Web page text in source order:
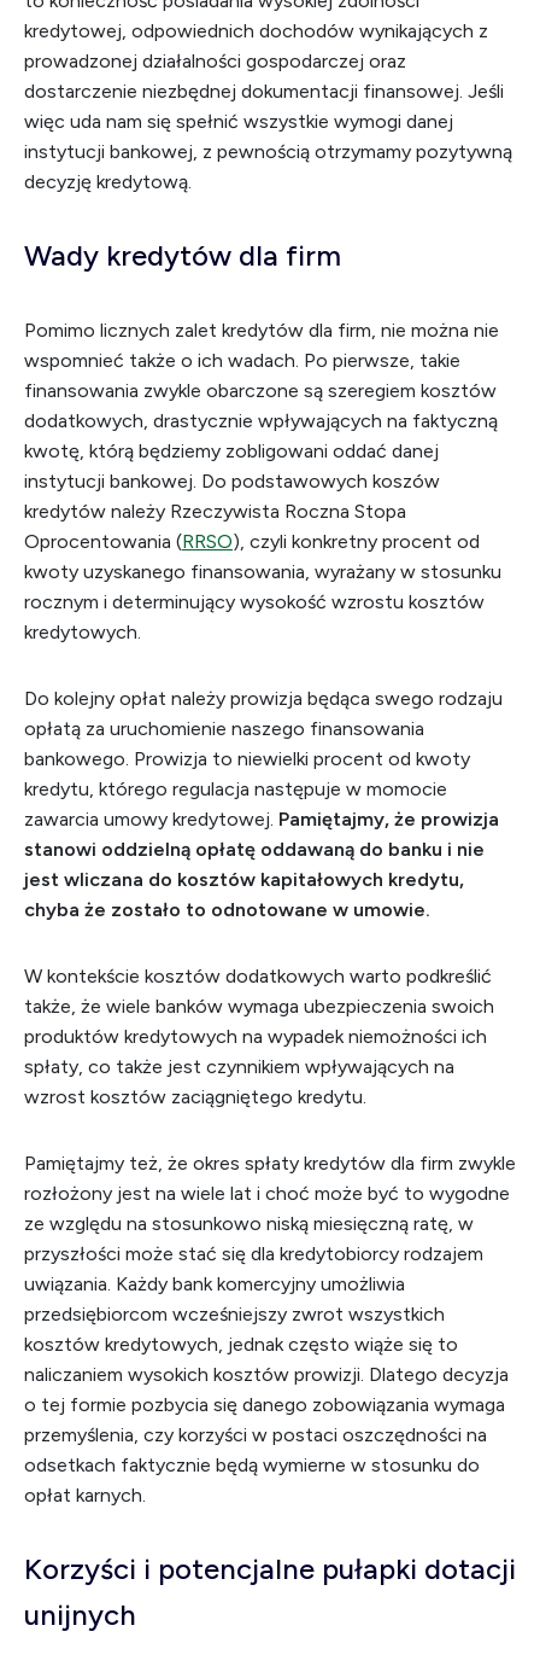
kredytowej, odpowiednich dochodów wynikających z
prowadzonej działalności gospodarczej oraz
dostarczenie niezbędnej dokumentacji finansowej. Jeśli
więc uda nam się spełnić wszystkie wymogi danej
instytucji bankowej, z pewnością otrzymamy pozytywną
decyzję kredytową.
Wady kredytów dla firm
Pomimo licznych zalet kredytów dla firm, nie można nie
wspomnieć także o ich wadach. Po pierwsze, takie
finansowania zwykle obarczone są szeregiem kosztów
dodatkowych, drastycznie wpływających na faktyczną
kwotę, którą będziemy zobligowani oddać danej
instytucji bankowej. Do podstawowych koszów
kredytów należy Rzeczywista Roczna Stopa
Oprocentowania (RRSO), czyli konkretny procent od
kwoty uzyskanego finansowania, wyrażany w stosunku
rocznym i determinujący wysokość wzrostu kosztów
kredytowych.
Do kolejny opłat należy prowizja będąca swego rodzaju
opłatą za uruchomienie naszego finansowania
bankowego. Prowizja to niewielki procent od kwoty
kredytu, którego regulacja następuje w momocie
zawarcia umowy kredytowej. Pamiętajmy, że prowizja
stanowi oddzielną opłatę oddawaną do banku i nie
jest wliczana do kosztów kapitałowych kredytu,
chyba że zostało to odnotowane w umowie.
W kontekście kosztów dodatkowych warto podkreślić
także, że wiele banków wymaga ubezpieczenia swoich
produktów kredytowych na wypadek niemożności ich
spłaty, co także jest czynnikiem wpływających na
wzrost kosztów zaciągniętego kredytu.
Pamiętajmy też, że okres spłaty kredytów dla firm zwykle
rozłożony jest na wiele lat i choć może być to wygodne
ze względu na stosunkowo niską miesięczną ratę, w
przyszłości może stać się dla kredytobiorcy rodzajem
uwiązania. Każdy bank komercyjny umożliwia
przedsiębiorcom wcześniejszy zwrot wszystkich
kosztów kredytowych, jednak często wiąże się to
naliczaniem wysokich kosztów prowizji. Dlatego decyzja
o tej formie pozbycia się danego zobowiązania wymaga
przemyślenia, czy korzyści w postaci oszczędności na
odsetkach faktycznie będą wymierne w stosunku do
opłat karnych.
Korzyści i potencjalne pułapki dotacji
unijnych